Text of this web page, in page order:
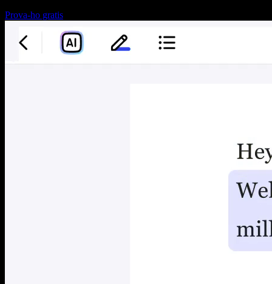
Prova-ho gratis